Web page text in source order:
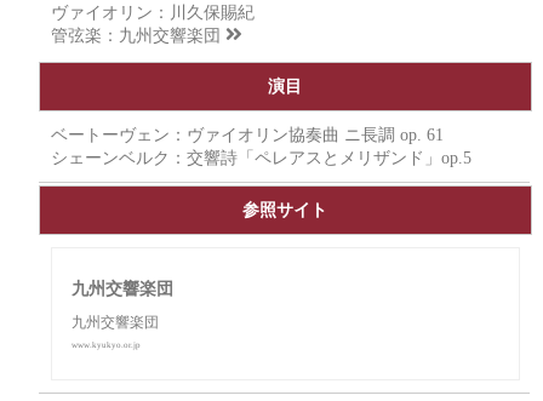
ヴァイオリン：川久保賜紀
管弦楽： 九州交響楽団
演目
ベートーヴェン：ヴァイオリン協奏曲 ニ長調 op. 61
シェーンベルク：交響詩「ペレアスとメリザンド」op.5
参照サイト
九州交響楽団
九州交響楽団
www.kyukyo.or.jp